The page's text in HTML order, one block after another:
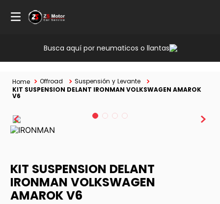
Busca aquí por neumaticos o llantas
Offroad
Suspensión y Levante
KIT SUSPENSION DELANT IRONMAN VOLKSWAGEN AMAROK
V6
KIT SUSPENSION DELANT
IRONMAN VOLKSWAGEN
AMAROK V6